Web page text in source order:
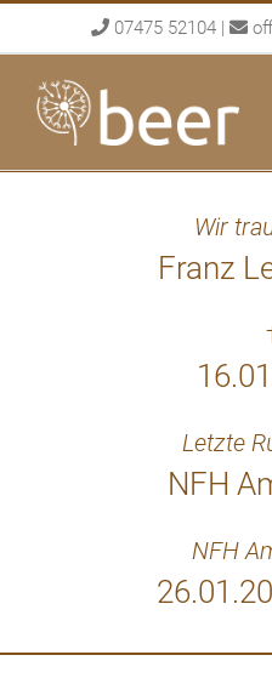
to
content
07475 52104 |
Wir
Franz
Letzte
NFH
NFH